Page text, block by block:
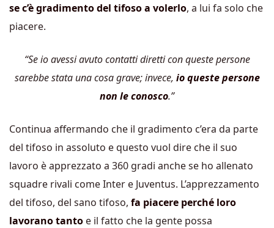
se c’è gradimento del tifoso a volerlo, a lui fa solo che
piacere.
“Se io avessi avuto contatti diretti con queste persone
sarebbe stata una cosa grave; invece, io queste persone
non le conosco.”
Continua affermando che il gradimento c’era da parte
del tifoso in assoluto e questo vuol dire che il suo
lavoro è apprezzato a 360 gradi anche se ho allenato
squadre rivali come Inter e Juventus. L’apprezzamento
del tifoso, del sano tifoso, fa piacere perché loro
lavorano tanto e il fatto che la gente possa